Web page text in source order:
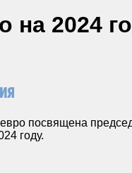
на 2024
посвящена
году.